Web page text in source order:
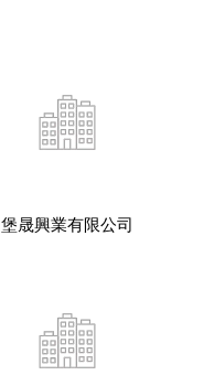
堡晟興業有限公司